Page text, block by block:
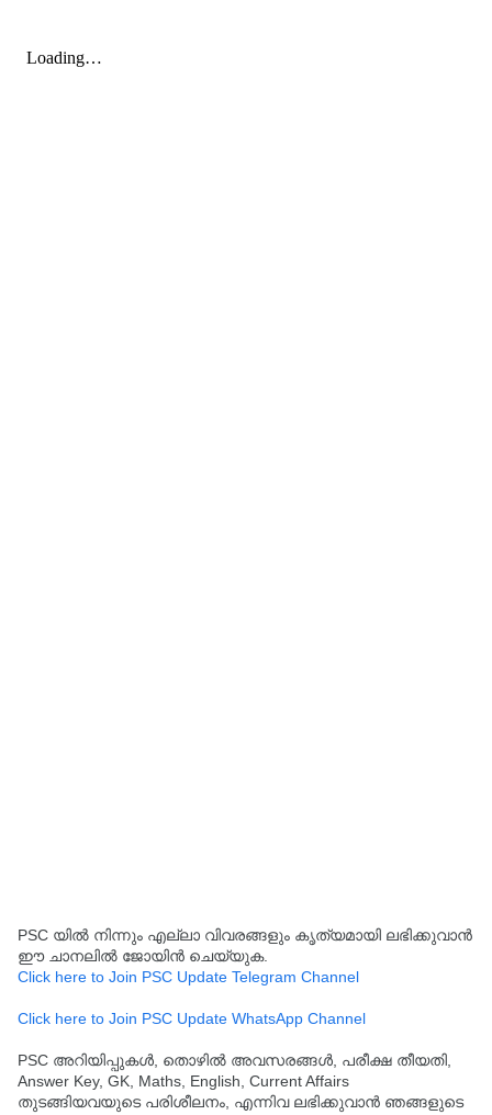
PSC യിൽ നിന്നും എല്ലാ വിവരങ്ങളും കൃത്യമായി ലഭിക്കുവാൻ
ഈ ചാനലിൽ ജോയിൻ ചെയ്യുക.
Click here to Join PSC Update Telegram Channel
Click here to Join PSC Update WhatsApp Channel
PSC അറിയിപ്പുകൾ, തൊഴിൽ അവസരങ്ങൾ, പരീക്ഷ തീയതി,
Answer Key, GK, Maths, English, Current Affairs
തുടങ്ങിയവയുടെ പരിശീലനം, എന്നിവ ലഭിക്കുവാൻ ഞങ്ങളുടെ